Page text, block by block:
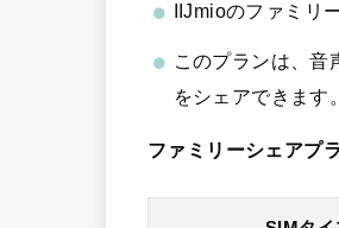
IIJmioのファミリ
このプランは、音
をシェアできます。
ファミリーシェアプ